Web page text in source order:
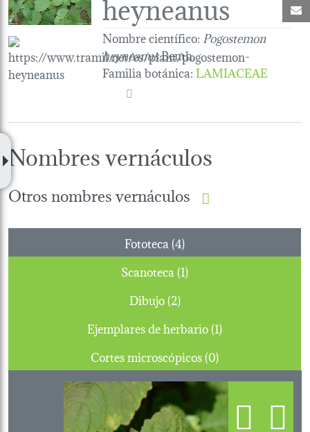
Nombre científico: Pogostemon
heyneanusBenth.
Familia botánica:LAMIACEAE
Nombres vernáculos
Otros nombres vernáculos
Fototeca (4)
Scanoteca (1)
Dibujo (2)
Ejemplares de herbario (1)
Cortes microscópicos (0)